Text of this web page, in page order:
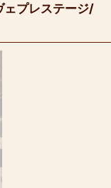
ェプレステージ/